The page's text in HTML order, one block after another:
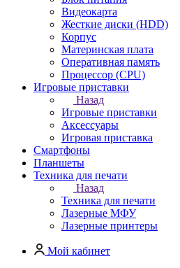
Видеокарта
Жесткие диски (HDD)
Корпус
Материнская плата
Оперативная память
Процессор (CPU)
Игровые приставки
Назад
Игровые приставки
Аксессуары
Игровая приставка
Смартфоны
Планшеты
Техника для печати
Назад
Техника для печати
Лазерные МФУ
Лазерные принтеры
Мой кабинет